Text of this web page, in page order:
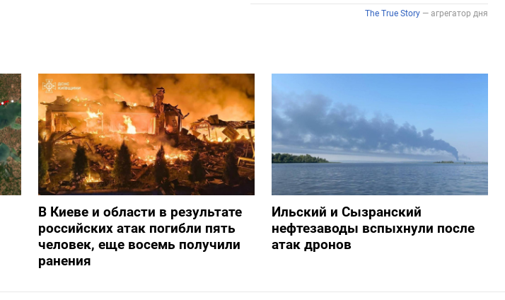
В Киеве и области в результате
российских атак погибли пять
человек, еще восемь получили
ранения
Ильский и Сызранский
нефтезаводы вспыхнули после
атак дронов